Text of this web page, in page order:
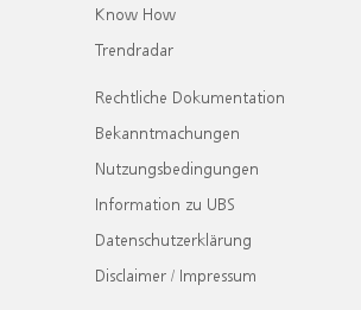
Know How
Trendradar
Rechtliche Dokumentation
Bekanntmachungen
Nutzungsbedingungen
Information zu UBS
Datenschutzerklärung
Disclaimer / Impressum